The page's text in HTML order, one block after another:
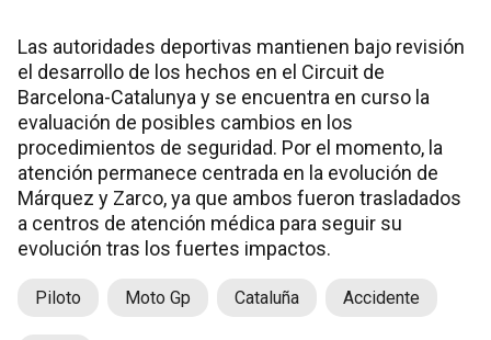
Las autoridades deportivas mantienen bajo revisión
el desarrollo de los hechos en el Circuit de
Barcelona-Catalunya y se encuentra en curso la
evaluación de posibles cambios en los
procedimientos de seguridad. Por el momento, la
atención permanece centrada en la evolución de
Márquez y Zarco, ya que ambos fueron trasladados
a centros de atención médica para seguir su
evolución tras los fuertes impactos.
Piloto Moto Gp Cataluña Accidente